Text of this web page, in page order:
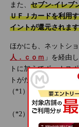
また、 セブン‐イレブ
ＵＦＪカードを利用
イントが還元されま
ほかにも、ネットシ
人．ｃｏｍ 」を経由
トに加えてボーナス
トがためやすいでし
対象店舗によ
は優遇対象外
還元率は、1ポ
トです。1ポイ